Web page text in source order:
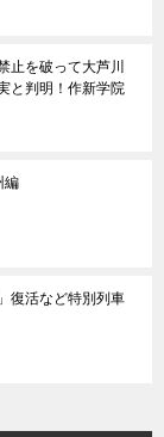
止を破って大芦川
と判明！作新学院
編
復活など特別列車